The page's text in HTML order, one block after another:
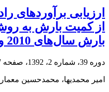
ارزیابی برآوردهای
بارش سال‌های 2010 و 2011
دوره 39، شماره 2، 1392، صفحه
امیر محمدیها، محمدحسین